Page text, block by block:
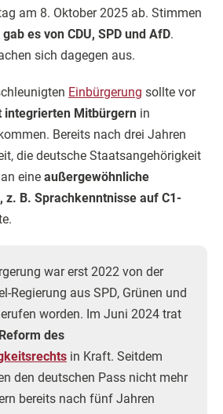
am 8. Oktober 2025 ab. Stimmen
es von CDU, SPD und AfD.
sich dagegen aus.
Einbürgerung sollte vor
integrierten Mitbürgern in
Bereits nach drei Jahren
die deutsche Staatsangehörigkeit
eine außergewöhnliche
z. B. Sprachkenntnisse auf C1-
war erst 2022 von der
Regierung aus SPD, Grünen und
worden. Im Juni 2024 trat
Reform des
in Kraft. Seitdem
den deutschen Pass nicht mehr
bereits nach fünf Jahren